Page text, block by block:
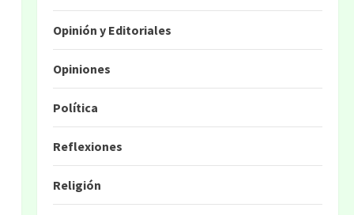
Opinión y Editoriales
Opiniones
Política
Reflexiones
Religión